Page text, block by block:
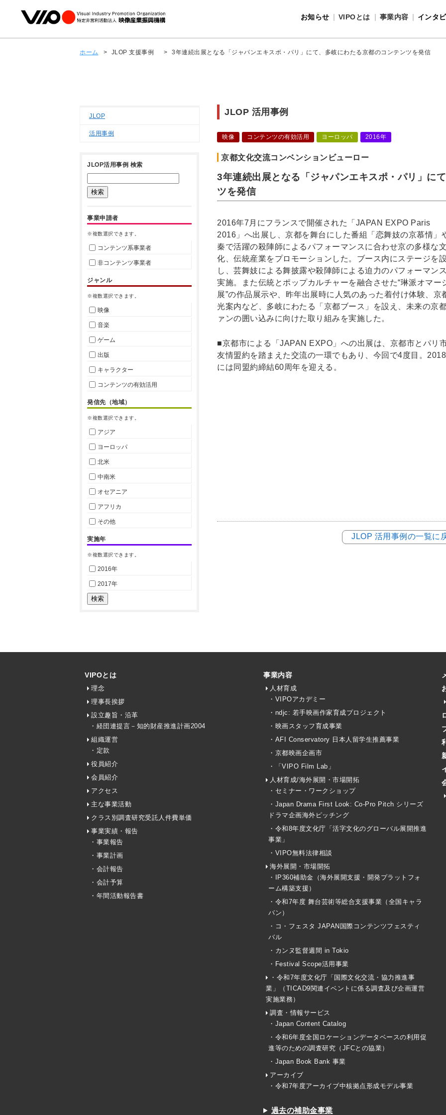
お知らせ VIPOとは
VIPOとは
事業内容
インタ
ホーム > JLOP 支援事例 > 3年連続出展となる「ジャパンエキスポ・パリ」にて、多岐にわたる京都のコンテンツを発信
JLOP 活用事例
映像 コンテンツの有効活用 ヨーロッパ 2016年
京都文化交流コンベンションビューロー
3年連続出展となる「ジャパンエキスポ・パリ」に
ツを発信
2016年7月にフランスで開催された「JAPAN EXPO Paris
2016」へ出展し、京都を舞台にした番組「恋舞妓の京慕情」
秦で活躍の殺陣師によるパフォーマンスに合わせ京の多様な
化、伝統産業をプロモーションした。ブース内にステージを
し、芸舞妓による舞披露や殺陣師による迫力のパフォーマン
実施。また伝統とポップカルチャーを融合させた“琳派オマー
展”の作品展示や、昨年出展時に人気のあった着付け体験、京
光案内など、多岐にわたる「京都ブース」を設え、未来の京
ァンの囲い込みに向けた取り組みを実施した。
■京都市による「JAPAN EXPO」への出展は、京都市とパリ
友情盟約を踏まえた交流の一環でもあり、今回で4度目。
には同盟約締結60周年を迎える。
JLOP 活用事例の一覧に
JLOP
活用事例
JLOP活用事例 検索
事業申請者
※複数選択できます。
コンテンツ系事業者
非コンテンツ事業者
ジャンル
※複数選択できます。
映像
音楽
ゲーム
出版
キャラクター
コンテンツの有効活用
発信先（地域）
※複数選択できます。
アジア
ヨーロッパ
北米
中南米
オセアニア
アフリカ
その他
実施年
※複数選択できます。
2016年
2017年
VIPOとは
理念
理事長挨拶
設立趣旨・沿革
・経団連提言－知的財産推進計画2004
組織運営
・定款
役員紹介
会員紹介
アクセス
主な事業活動
クラス別調査研究受託人件費単価
事業実績・報告
・事業報告
・事業計画
・会計報告
・会計予算
・年間活動報告書
事業内容
人材育成
・VIPOアカデミー
・ndjc: 若手映画作家育成プロジェクト
・映画スタッフ育成事業
・AFI Conservatory 日本人留学生推薦事業
・京都映画企画市
・「VIPO Film Lab」
人材育成/海外展開・市場開拓
・セミナー・ワークショップ
・Japan Drama First Look: Co-Pro Pitch シリーズ
ドラマ企画海外ピッチング
・令和8年度文化庁「活字文化のグローバル展開推進
事業」
・VIPO無料法律相談
海外展開・市場開拓
・IP360補助金（海外展開支援・開発プラットフォ
ーム構築支援）
・令和7年度 舞台芸術等総合支援事業（全国キャラ
バン）
・コ・フェスタ JAPAN国際コンテンツフェスティ
バル
・カンヌ監督週間 in Tokio
・Festival Scope活用事業
・令和7年度文化庁「国際文化交流・協力推進事
業」（TICAD9関連イベントに係る調査及び企画運営
実施業務）
調査・情報サービス
・Japan Content Catalog
・令和6年度全国ロケーションデータベースの利用促
進等のための調査研究（JFCとの協業）
・Japan Book Bank 事業
アーカイブ
・令和7年度アーカイブ中核拠点形成モデル事業
過去の補助金事業